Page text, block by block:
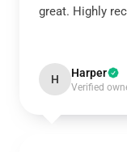
great. Highly
H Harper
Verified